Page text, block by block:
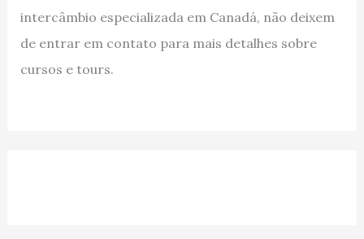
intercâmbio especializada em Canadá, não deixem
de entrar em contato para mais detalhes sobre
cursos e tours.